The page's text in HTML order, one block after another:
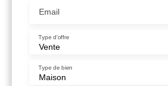
Email
Vente
Type d'offre
Maison
Type de bien